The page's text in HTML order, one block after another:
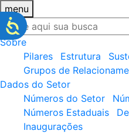
menu
Sobre
Pilares
Estrutura
Grupos de
Dados do Setor
Números do Setor
Números Estaduais
Inaugurações